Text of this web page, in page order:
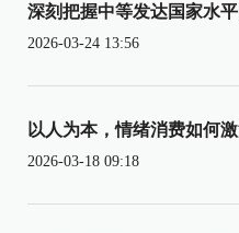
深刻把握中等发达国家水
2026-03-24 13:56
以人为本，情绪消费如何
2026-03-18 09:18